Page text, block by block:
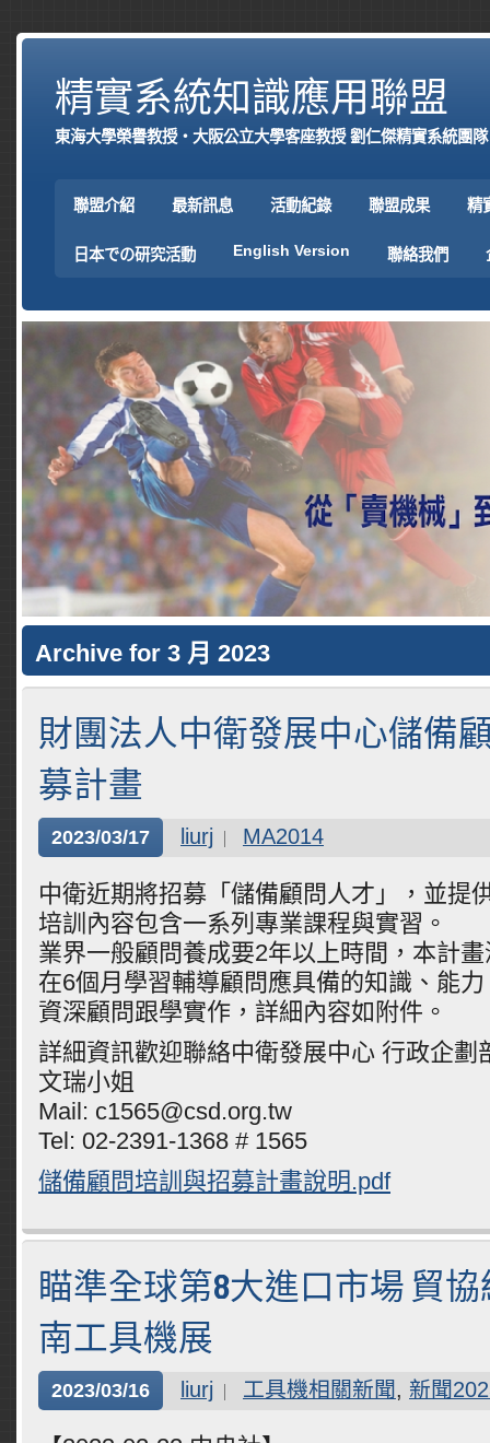
精實系統知識應用聯盟
東海大學榮譽教授‧大阪公立大學客座教授 劉仁傑精實系統團隊
聯盟介紹 最新訊息 活動紀錄 聯盟成果 精
日本での研究活動 English Version 聯絡我們
Archive for 3 月 2023
財團法人中衛發展中心儲備
募計畫
2023/03/17 liurj MA2014
中衛近期將招募「儲備顧問人才」，並提
培訓內容包含一系列專業課程與實習。
業界一般顧問養成要2年以上時間，本計
在6個月學習輔導顧問應具備的知識、能
資深顧問跟學實作，詳細內容如附件。
詳細資訊歡迎聯絡中衛發展中心 行政企劃
文瑞小姐
Mail: c1565@csd.org.tw
Tel: 02-2391-1368 # 1565
儲備顧問培訓與招募計畫說明.pdf
瞄準全球第8大進口市場 貿
南工具機展
2023/03/16 liurj 工具機相關新聞, 新聞